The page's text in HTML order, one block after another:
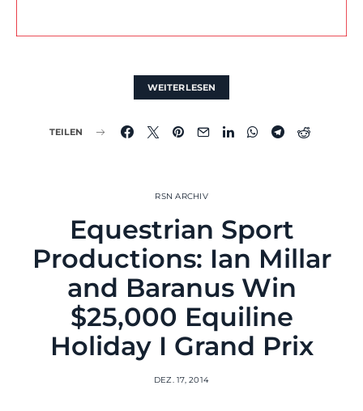
WEITERLESEN
TEILEN
RSN ARCHIV
Equestrian Sport
Productions: Ian Millar
and Baranus Win
$25,000 Equiline
Holiday I Grand Prix
DEZ. 17, 2014